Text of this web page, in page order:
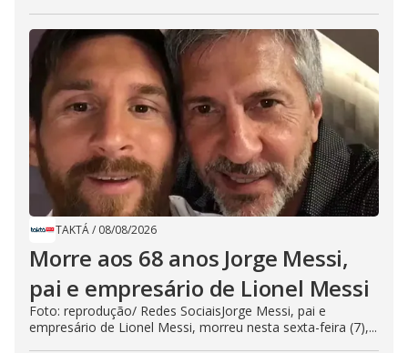
TAKTÁ/ 08/08/2026
Morre aos 68 anos Jorge Messi,
pai e empresário de Lionel Messi
Foto: reprodução/ Redes SociaisJorge Messi, pai e
empresário de Lionel Messi, morreu nesta sexta-feira (7),...